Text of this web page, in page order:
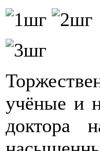
учёные и
доктора